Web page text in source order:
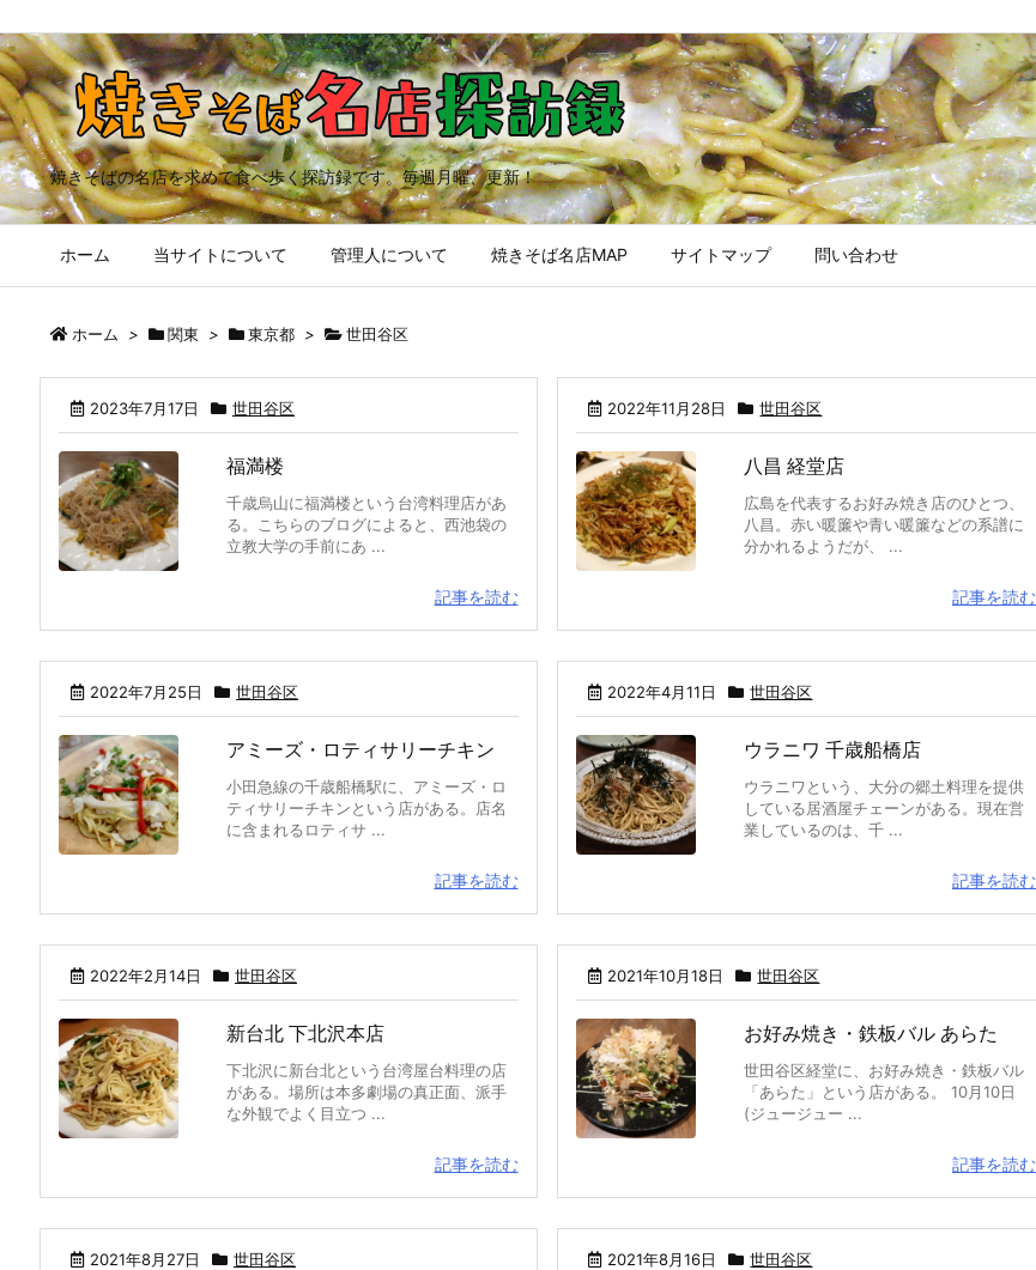
焼きそばの名店を求めて食べ歩く探訪録です。毎週月曜、更新！
ホーム 当サイトについて 管理人について 焼きそば名店MAP サイトマップ 問い合わせ
ホーム > 関東 > 東京都 > 世田谷区
2023年7月17日 世田谷区
福満楼
千歳烏山に福満楼という台湾料理店があ
る。こちらのブログによると、西池袋の
立教大学の手前にあ ...
記事を読む
2022年11月28日 世田谷区
八昌 経堂店
広島を代表するお好み焼き店のひとつ、
八昌。赤い暖簾や青い暖簾などの系譜に
分かれるようだが、 ...
記事を読む
2022年7月25日 世田谷区
アミーズ・ロティサリーチキン
小田急線の千歳船橋駅に、アミーズ・ロ
ティサリーチキンという店がある。店名
に含まれるロティサ ...
記事を読む
2022年4月11日 世田谷区
ウラニワ 千歳船橋店
ウラニワという、大分の郷土料理を提供
している居酒屋チェーンがある。現在営
業しているのは、千 ...
記事を読む
2022年2月14日 世田谷区
新台北 下北沢本店
下北沢に新台北という台湾屋台料理の店
がある。場所は本多劇場の真正面、派手
な外観でよく目立つ ...
記事を読む
2021年10月18日 世田谷区
お好み焼き・鉄板バル あらた
世田谷区経堂に、お好み焼き・鉄板バル
「あらた」という店がある。 10月10日
(ジュージュー ...
記事を読む
2021年8月27日 世田谷区 2021年8月16日 世田谷区